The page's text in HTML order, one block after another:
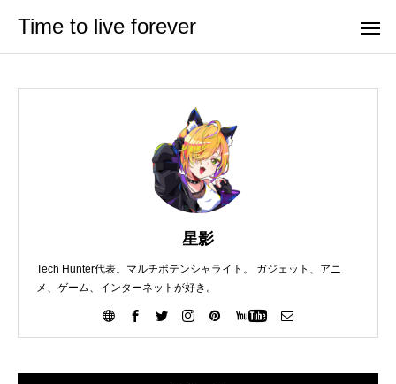
Time to live forever
星影
Tech Hunter代表。マルチポテンシャライト。 ガジェット、アニ
メ、ゲーム、インターネットが好き。